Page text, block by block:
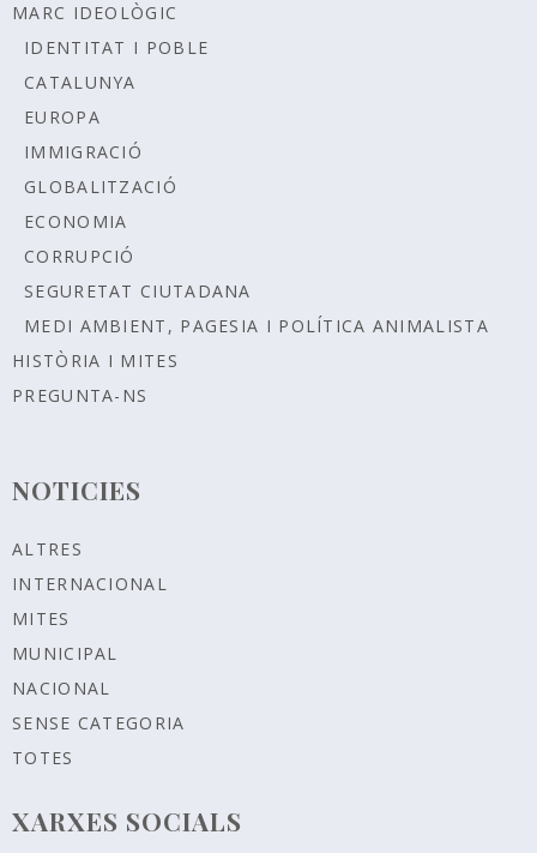
MARC IDEOLÒGIC
IDENTITAT I POBLE
CATALUNYA
EUROPA
IMMIGRACIÓ
GLOBALITZACIÓ
ECONOMIA
CORRUPCIÓ
SEGURETAT CIUTADANA
MEDI AMBIENT, PAGESIA I POLÍTICA ANIMALISTA
HISTÒRIA I MITES
PREGUNTA-NS
NOTICIES
ALTRES
INTERNACIONAL
MITES
MUNICIPAL
NACIONAL
SENSE CATEGORIA
TOTES
XARXES SOCIALS